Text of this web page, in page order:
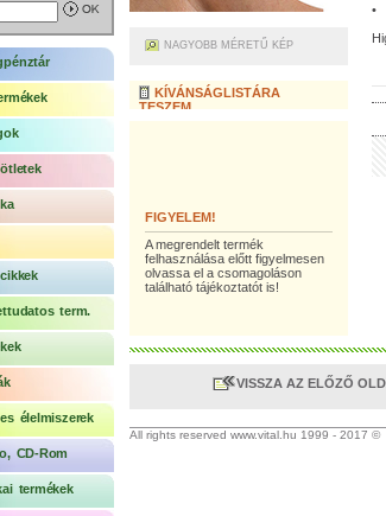
term.
élelmiszerek
CD-Rom
termékek
NAGYOBB MÉRETŰ KÉP
KÍVÁNSÁGLISTÁRA
TESZEM
FIGYELEM!
A megrendelt termék
felhasználása előtt figyelmesen
olvassa el a csomagoláson
található tájékoztatót is!
•
VISSZA AZ ELŐZŐ
All rights reserved www.vital.hu 1999 - 2017 ©